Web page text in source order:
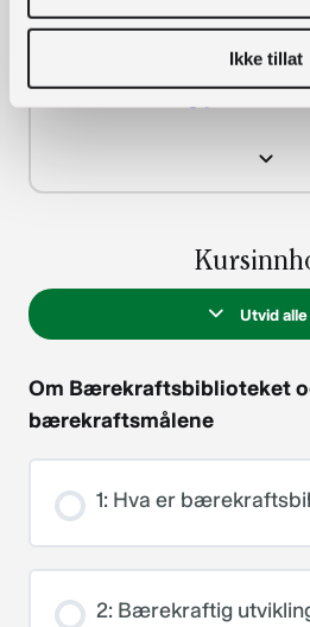
Ikke tillat
Har du tatt i bruk
inspireres av? Ta kontakt med
Utvid alle
Om Bærekraftsbiblioteket
bærekraftsmålene
1: Hva er
2: Bærekraftig